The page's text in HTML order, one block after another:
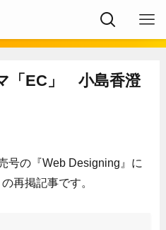
「EC」 小島香澄
号の『Web Designing』に
再掲記事です。